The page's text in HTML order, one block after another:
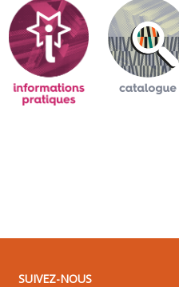
SUIVEZ-NOUS